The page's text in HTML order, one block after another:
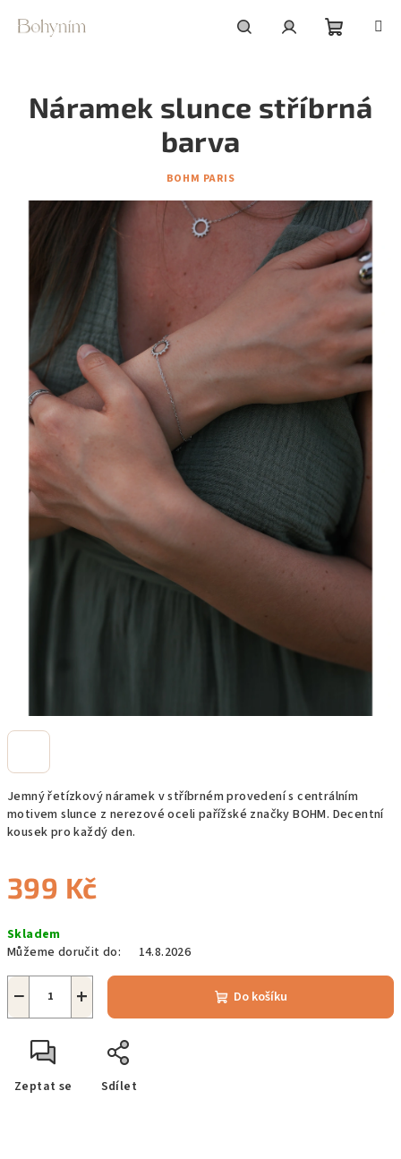
košík
Jemný řetízkový náramek v stříbrném provedení s centrálním
motivem slunce z nerezové oceli pařížské značky BOHM. Decentní
kousek pro každý den.
399 Kč
cena:
Skladem
Můžeme doručit do:
14.8.2026
+
− Do košíku
Zeptat se Sdílet
Náramek slunce stříbrná
barva
BOHM PARIS